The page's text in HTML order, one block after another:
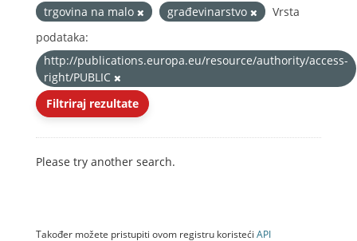
trgovina na malo
građevinarstvo
Vrsta
podataka:
http://publications.europa.eu/resource/authority/access-
right/PUBLIC
Filtriraj rezultate
Please try another search.
Također možete pristupiti ovom registru koristeći API